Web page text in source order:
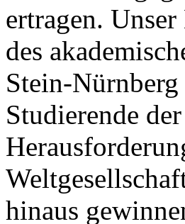
ertragen.
des
Stein-
Studierende
hinaus